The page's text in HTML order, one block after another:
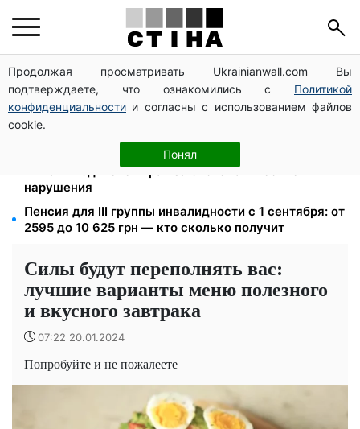
Продолжая просматривать Ukrainianwall.com Вы
подтверждаете, что ознакомились с Политикой
конфиденциальности и согласны с использованием файлов
cookie.
Понял
125 грн за куб воды: закон №4777 запустил двойное
подорожание тарифов в регионах
Пенсия по инвалидности III группы с сентября: от
2595 до 10 625 грн — кто сколько получит
26 000 подписей — Зеленский поручил СНБО
лишать водителей прав за систематические
нарушения
Пенсия для III группы инвалидности с 1 сентября: от
2595 до 10 625 грн — кто сколько получит
Силы будут переполнять вас:
лучшие варианты меню полезного
и вкусного завтрака
07:22 20.01.2024
Попробуйте и не пожалеете